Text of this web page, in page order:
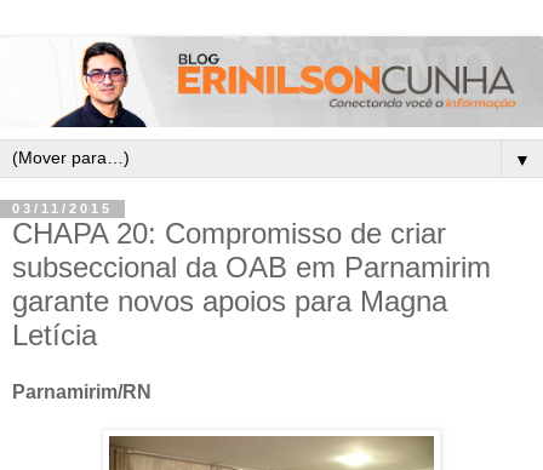
▼
03/11/2015
CHAPA 20: Compromisso de criar
subseccional da OAB em Parnamirim
garante novos apoios para Magna
Letícia
Parnamirim/RN